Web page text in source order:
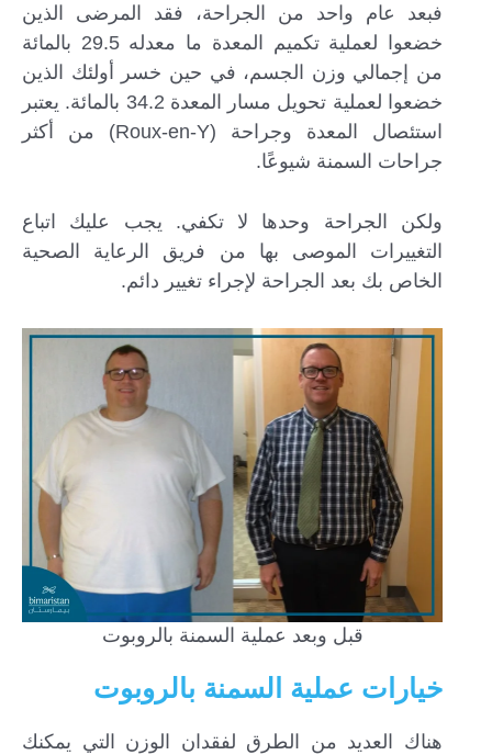
فبعد عام واحد من الجراحة، فقد المرضى الذين
خضعوا لعملية تكميم المعدة ما معدله 29.5 بالمائة
من إجمالي وزن الجسم، في حين خسر أولئك الذين
خضعوا لعملية تحويل مسار المعدة 34.2 بالمائة. يعتبر
استئصال المعدة وجراحة (Roux-en-Y) من أكثر
جراحات السمنة شيوعًا.
ولكن الجراحة وحدها لا تكفي. يجب عليك اتباع
التغييرات الموصى بها من فريق الرعاية الصحية
الخاص بك بعد الجراحة لإجراء تغيير دائم.
قبل وبعد عملية السمنة بالروبوت
خيارات عملية السمنة بالروبوت
هناك العديد من الطرق لفقدان الوزن التي يمكنك